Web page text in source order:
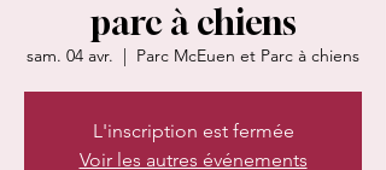
parc à chiens
sam. 04 avr.
  |
Parc McEuen et Parc à chiens
L'inscription est fermée
Voir les autres événements